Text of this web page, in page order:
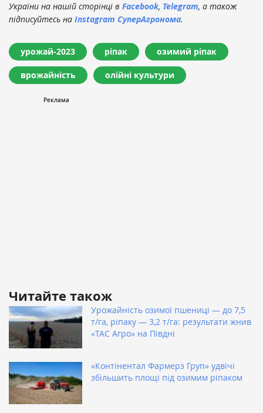
України на нашій сторінці в Facebook, Telegram, а також
підписуйтесь на Instagram СуперАгронома.
урожай-2023 ріпак озимий ріпак
врожайність олійні культури
Читайте також
Урожайність озимої пшениці — до 7,5
т/га, ріпаку — 3,2 т/га: результати жнив
«ТАС Агро» на Півдні
«Контінентал Фармерз Груп» удвічі
збільшить площі під озимим ріпаком